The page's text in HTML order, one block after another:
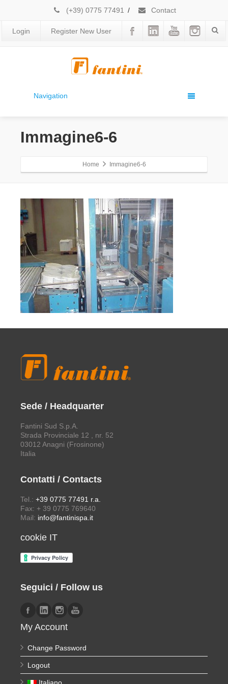
(+39) 0775 77491 / Contact
Login Register New User
Navigation
Immagine6-6
Home Immagine6-6
Sede / Headquarter
Fantini Sud S.p.A.
Strada Provinciale 12 , nr. 52
03012 Anagni (Frosinone)
Italia
Contatti / Contacts
Tel.: +39 0775 77491 r.a.
Fax: + 39 0775 769640
Mail: info@fantinispa.it
cookie IT
Seguici / Follow us
My Account
Change Password
Logout